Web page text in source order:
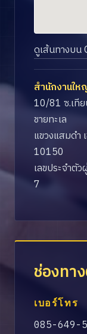
ดูเส้นทางบ
สำนักงานให
10/81 ซ.เที
ชายทะเล
แขวงแสมดำ
10150
เลขประจำตั
7
ช่องทา
เบอร์โทร
085-649-